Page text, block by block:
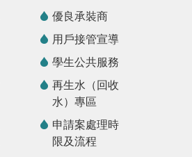
優良承裝商
用戶接管宣導
學生公共服務
再生水（回收
水）專區
申請案處理時
限及流程